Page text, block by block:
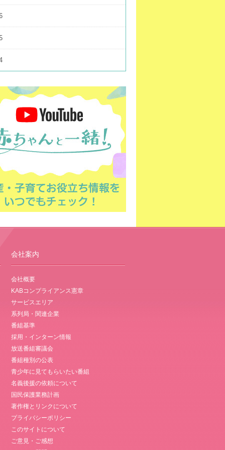
会社案内
会社概要
KABコンプライアンス憲章
サービスエリア
系列局・関連企業
番組基準
採用・インターン情報
放送番組審議会
番組種別の公表
青少年に見てもらいたい番組
名義後援の依頼について
国民保護業務計画
著作権とリンクについて
プライバシーポリシー
このサイトについて
ご意見・ご感想